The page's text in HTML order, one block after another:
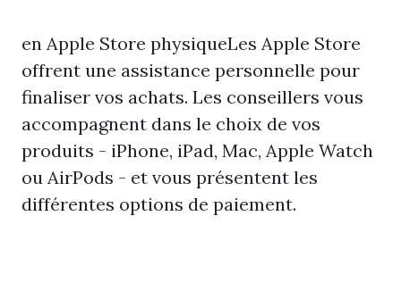
en Apple Store physiqueLes Apple Store
offrent une assistance personnelle pour
finaliser vos achats. Les conseillers vous
accompagnent dans le choix de vos
produits - iPhone, iPad, Mac, Apple Watch
ou AirPods - et vous présentent les
différentes options de paiement.